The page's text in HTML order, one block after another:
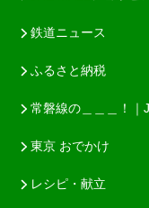
鉄道ニュース
ふるさと納税
常磐線の＿＿＿！｜
東京 おでかけ
レシピ・献立